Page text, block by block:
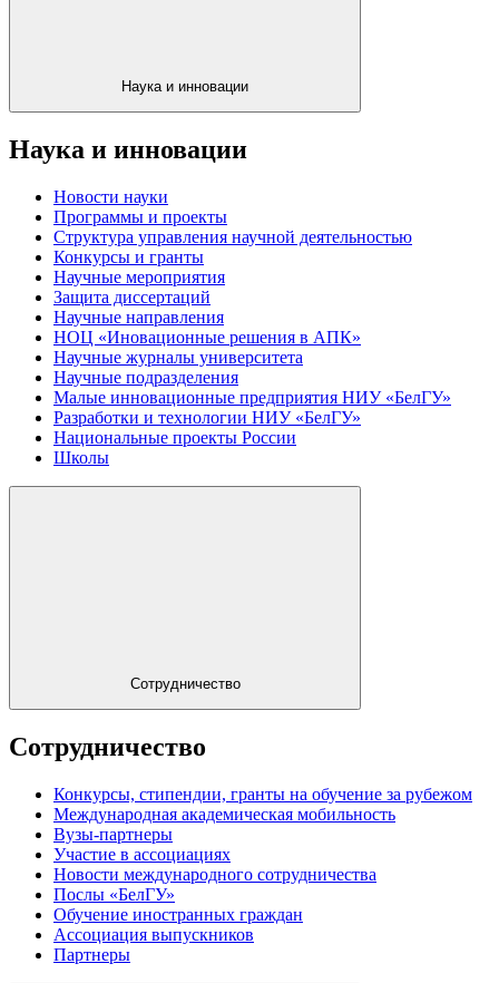
Наука и инновации
Наука и инновации
Новости науки
Программы и проекты
Структура управления научной деятельностью
Конкурсы и гранты
Научные мероприятия
Защита диссертаций
Научные направления
НОЦ «Иновационные решения в АПК»
Научные журналы университета
Научные подразделения
Малые инновационные предприятия НИУ «БелГУ»
Разработки и технологии НИУ «БелГУ»
Национальные проекты России
Школы
Сотрудничество
Сотрудничество
Конкурсы, стипендии, гранты на обучение за рубежом
Международная академическая мобильность
Вузы-партнеры
Участие в ассоциациях
Новости международного сотрудничества
Послы «БелГУ»
Обучение иностранных граждан
Ассоциация выпускников
Партнеры